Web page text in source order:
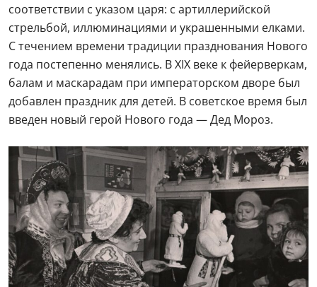
соответствии с указом царя: с артиллерийской
стрельбой, иллюминациями и украшенными елками.
С течением времени традиции празднования Нового
года постепенно менялись. В XIX веке к фейерверкам,
балам и маскарадам при императорском дворе был
добавлен праздник для детей. В советское время был
введен новый герой Нового года — Дед Мороз.